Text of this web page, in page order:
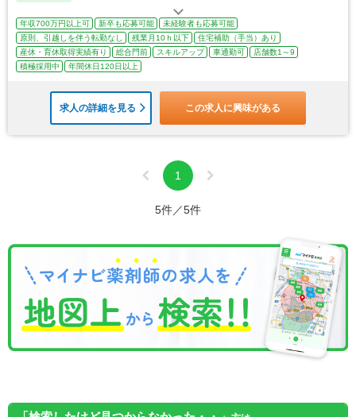
年収700万円以上可 新卒も応募可能
未経験者も応募可能
原則、引越しを伴う転勤なし
残業月10ｈ以下
住宅補助（手当）あり
産休・育休取得実績有り
総合門前 スキルアップ 車通勤可
店舗数1～9
積極採用中
年間休日120日以上
求人の詳細を見る この求人に興味がある
1
5件／5件